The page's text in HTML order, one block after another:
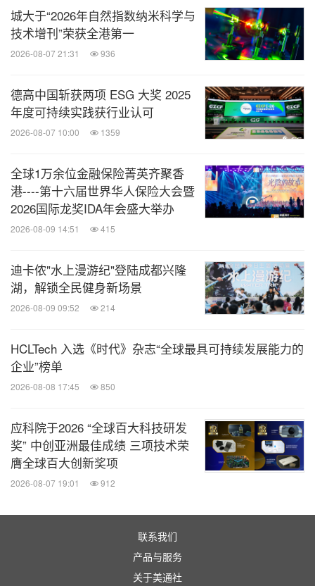
城大于“2026年自然指数纳米科学与
技术增刊”荣获全港第一
2026-08-07 21:31 936
德高中国斩获两项 ESG 大奖 2025
年度可持续实践获行业认可
2026-08-07 10:00 1359
全球1万余位金融保险菁英齐聚香
港----第十六届世界华人保险大会暨
2026国际龙奖IDA年会盛大举办
2026-08-09 14:51 415
迪卡侬"水上漫游纪"登陆成都兴隆
湖，解锁全民健身新场景
2026-08-09 09:52 214
HCLTech 入选《时代》杂志“全球最具可持续发展能力的
企业”榜单
2026-08-08 17:45 850
应科院于2026 “全球百大科技研发
奖” 中创亚洲最佳成绩 三项技术荣
膺全球百大创新奖项
2026-08-07 19:01 912
联系我们
产品与服务
关于美通社